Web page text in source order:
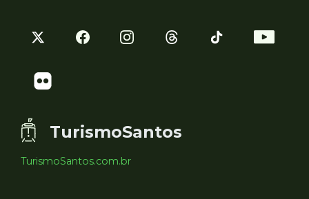
TurismoSantos
TurismoSantos.com.br